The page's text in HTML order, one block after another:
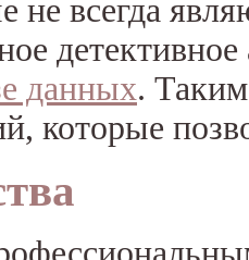
не всегда
данных.
которые